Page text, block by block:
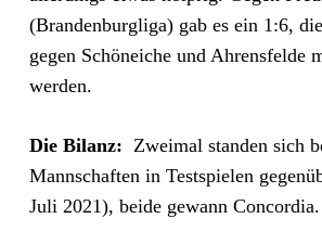
(Brandenburgliga) gab es ein 1:6,
gegen Schöneiche und Ahrensfelde
werden.
Die Bilanz: Zweimal standen sich
Mannschaften in Testspielen
Juli 2021), beide gewann Concordia.